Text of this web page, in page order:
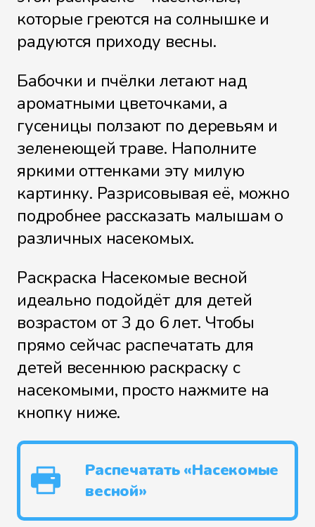
которые греются на солнышке и
радуются приходу весны.
Бабочки и пчёлки летают над
ароматными цветочками, а
гусеницы ползают по деревьям и
зеленеющей траве. Наполните
яркими оттенками эту милую
картинку. Разрисовывая её, можно
подробнее рассказать малышам о
различных насекомых.
Раскраска Насекомые весной
идеально подойдёт для детей
возрастом от 3 до 6 лет. Чтобы
прямо сейчас распечатать для
детей весеннюю раскраску с
насекомыми, просто нажмите на
кнопку ниже.
Распечатать «Насекомые
весной»